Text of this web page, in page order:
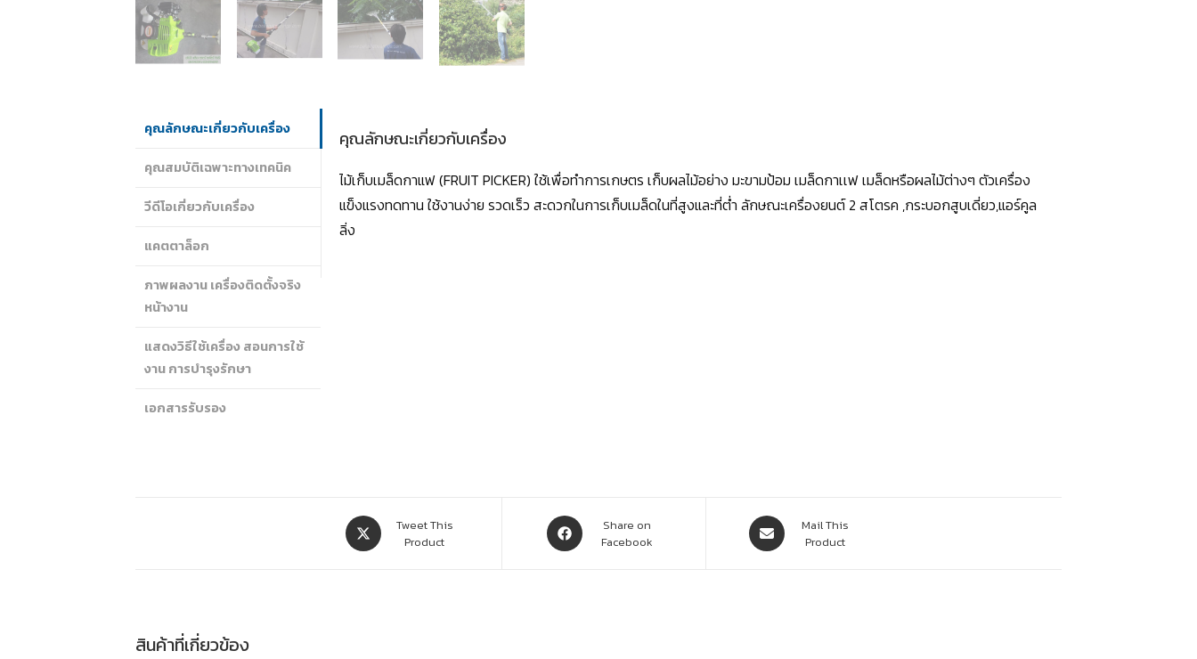
คุณลักษณะเกี่ยวกับเครื่อง
คุณสมบัติเฉพาะทางเทคนิค
วีดีโอเกี่ยวกับเครื่อง
แคตตาล็อก
ภาพผลงาน เครื่องติดตั้งจริง
หน้างาน
แสดงวิธีใช้เครื่อง สอนการใช้
งาน การบำรุงรักษา
เอกสารรับรอง
คุณลักษณะเกี่ยวกับเครื่อง
ไม้เก็บเมล็ดกาแฟ (FRUIT PICKER) ใช้เพื่อทำการเกษตร เก็บผลไม้อย่าง มะขามป้อม เมล็ดกาเเฟ เมล็ดหรือผลไม้ต่างๆ ตัวเครื่อง
แข็งแรงทดทาน ใช้งานง่าย รวดเร็ว สะดวกในการเก็บเมล็ดในที่สูงและที่ต่ำ ลักษณะเครื่องยนต์ 2 สโตรค ,กระบอกสูบเดี่ยว,แอร์คูล
ลิ่ง
Tweet This
Product
Share on
Facebook
Mail This
Product
สินค้าที่เกี่ยวข้อง